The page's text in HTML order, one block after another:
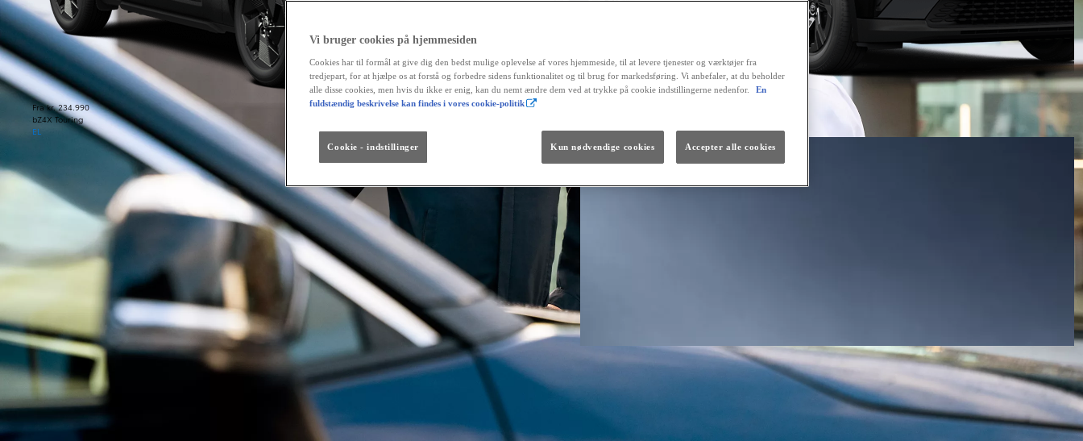
Fra kr. 234.990
bZ4X Touring
EL
The soul lives on.
Vi bruger cookies på hjemmesiden
Cookies har til formål at give dig den bedst mulige oplevelse af vores hjemmeside, til at levere tjenester og værktøjer fra
tredjepart, for at hjælpe os at forstå og forbedre sidens funktionalitet og til brug for markedsføring. Vi anbefaler, at du beholder
alle disse cookies, men hvis du ikke er enig, kan du nemt ændre dem ved at trykke på cookie indstillingerne nedenfor.
En
fuldstændig beskrivelse kan findes i vores cookie-politik
Cookie - indstillinger Kun nødvendige cookies Accepter alle cookies